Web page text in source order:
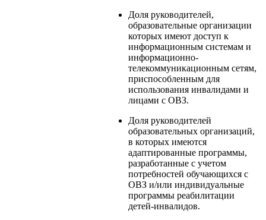
Доля руководителей,
образовательные организации
которых имеют доступ к
информационным системам и
информационно-
телекоммуникационным сетям,
приспособленным для
использования инвалидами и
лицами с ОВЗ.
Доля руководителей
образовательных организаций,
в которых имеются
адаптированные программы,
разработанные с учетом
потребностей обучающихся с
ОВЗ и/или индивидуальные
программы реабилитации
детей-инвалидов.